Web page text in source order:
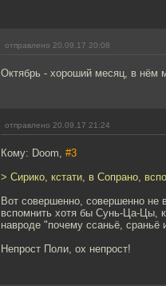
отправлено 20.09.17 20:08
Октябрь - хороший месяц, в нём
отправлено 20.09.17 21:24
Кому: Doom, #3
> Сирико, кстати, в Сопрано,
Вот совершенно, совершенно не
вспомнить хотя бы Сунь-Ца-Цы,
навроде "почему ссаньё,
Непрост Поли, ох непрост!